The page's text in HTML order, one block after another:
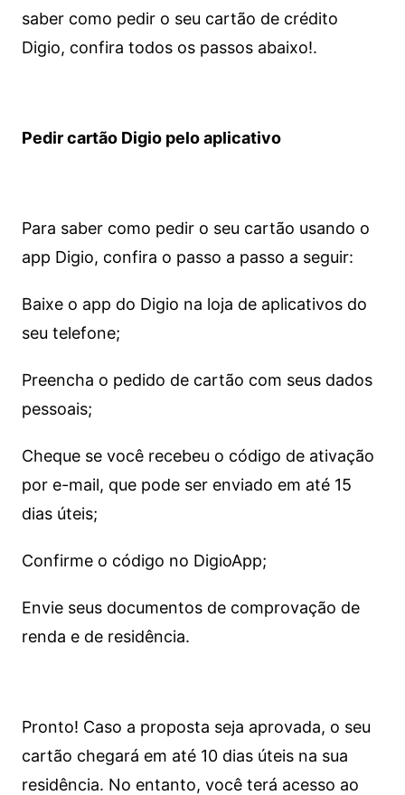
saber como pedir o seu cartão de crédito
Digio, confira todos os passos abaixo!.
Pedir cartão Digio pelo aplicativo
Para saber como pedir o seu cartão usando o
app Digio, confira o passo a passo a seguir:
Baixe o app do Digio na loja de aplicativos do
seu telefone;
Preencha o pedido de cartão com seus dados
pessoais;
Cheque se você recebeu o código de ativação
por e-mail, que pode ser enviado em até 15
dias úteis;
Confirme o código no DigioApp;
Envie seus documentos de comprovação de
renda e de residência.
Pronto! Caso a proposta seja aprovada, o seu
cartão chegará em até 10 dias úteis na sua
residência. No entanto, você terá acesso ao